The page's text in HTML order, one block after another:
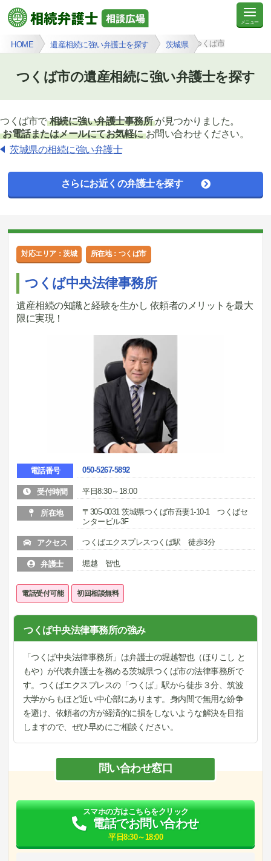
HOME 遺産相続に強い弁護士を探す 茨城県 つくば市
つくば市の遺産相続に強い弁護士を探す
つくば市で 相続に強い弁護士事務所 が見つかりました。
お電話またはメールにてお気軽に お問い合わせください。
茨城県の相続に強い弁護士
さらにお近くの弁護士を探す
対応エリア：茨城 所在地：つくば市
つくば中央法律事務所
遺産相続の知識と経験を生かし 依頼者のメリットを最大
限に実現！
電話番号 050-5267-5892
受付時間 平日8:30～18:00
所在地
〒305-0031 茨城県つくば市吾妻1-10-1 つくばセ
ンタービル3F
アクセス つくばエクスプレスつくば駅 徒歩3分
弁護士 堀越 智也
電話受付可能 初回相談無料
つくば中央法律事務所の強み
「つくば中央法律事務所」は弁護士の堀越智也（ほりこし と
もや）が代表弁護士を務める茨城県つくば市の法律事務所で
す。つくばエクスプレスの「つくば」駅から徒歩３分、筑波
大学からもほど近い中心部にあります。身内間で無用な紛争
を避け、依頼者の方が経済的に損をしないような解決を目指
しますので、ぜひ早めにご相談ください。
問い合わせ窓口
スマホの方はこちらをクリック
電話でお問い合わせ
平日8:30～18:00